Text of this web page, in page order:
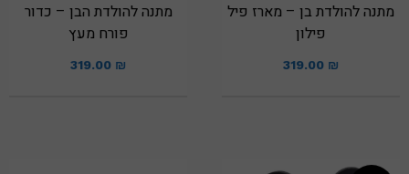
מתנה להולדת בן – מארז פיל
פילון
319.00 ₪
מתנה להולדת הבן – כדור
פורח מעץ
319.00 ₪